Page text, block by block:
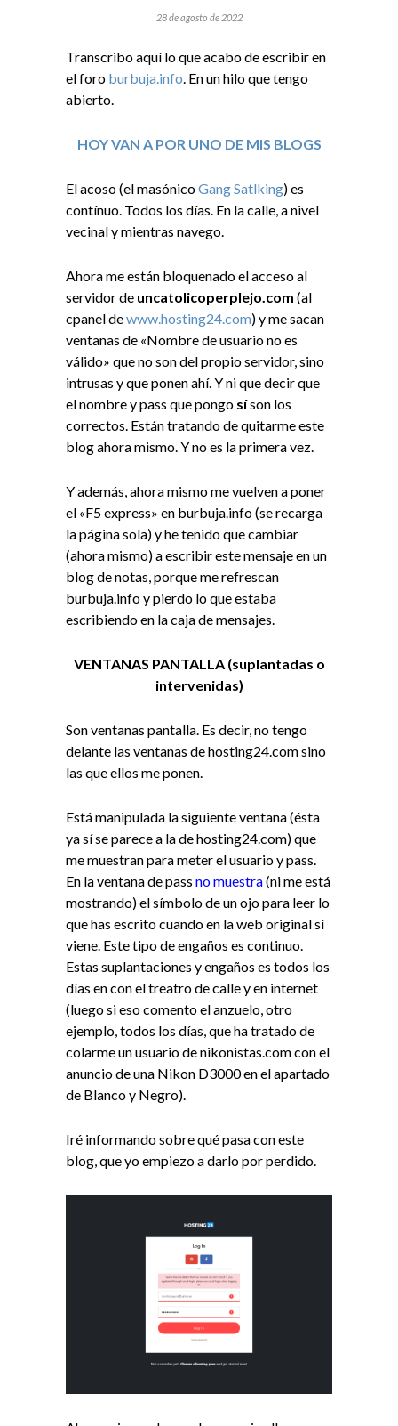
28 de agosto de 2022
Transcribo aquí lo que acabo de escribir en
el foro burbuja.info. En un hilo que tengo
abierto.
HOY VAN A POR UNO DE MIS BLOGS
El acoso (el masónicoGang Satlking) es
contínuo. Todos los días. En la calle, a nivel
vecinal y mientras navego.
Ahora me están bloquenado el acceso al
servidor de uncatolicoperplejo.com (al
cpanel dewww.hosting24.com) y me sacan
ventanas de «Nombre de usuario no es
válido» que no son del propio servidor, sino
intrusas y que ponen ahí. Y ni que decir que
el nombre y pass que pongo síson los
correctos. Están tratando de quitarme este
blog ahora mismo. Y no es la primera vez.
Y además, ahora mismo me vuelven a poner
el «F5 express» en burbuja.info (se recarga
la página sola) y he tenido que cambiar
(ahora mismo) a escribir este mensaje en un
blog de notas, porque me refrescan
burbuja.info y pierdo lo que estaba
escribiendo en la caja de mensajes.
VENTANAS PANTALLA (suplantadas o
intervenidas)
Son ventanas pantalla. Es decir, no tengo
delante las ventanas de hosting24.com sino
las que ellos me ponen.
Está manipulada la siguiente ventana (ésta
ya sí se parece a la de hosting24.com) que
me muestran para meter el usuario y pass.
En la ventana de pass no muestra(ni me está
mostrando) el símbolo de un ojo para leer lo
que has escrito cuando en la web original sí
viene. Este tipo de engaños es continuo.
Estas suplantaciones y engaños es todos los
días en con el treatro de calle y en internet
(luego si eso comento el anzuelo, otro
ejemplo, todos los días, que ha tratado de
colarme un usuario de nikonistas.com con el
anuncio de una Nikon D3000 en el apartado
de Blanco y Negro).
Iré informando sobre qué pasa con este
blog, que yo empiezo a darlo por perdido.